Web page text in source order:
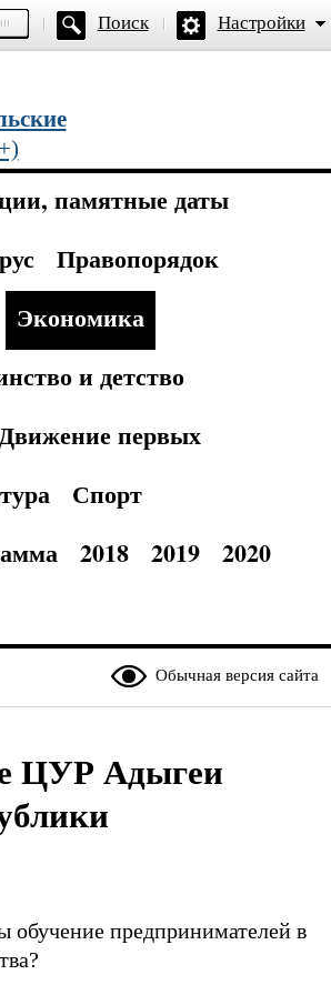
Поиск Настройки
памятные даты
Правопорядок
Экономика
и детство
первых
Спорт
2018 2019
2020
Обычная версия сайта
ЦУР Адыгеи
обучение предпринимателей в